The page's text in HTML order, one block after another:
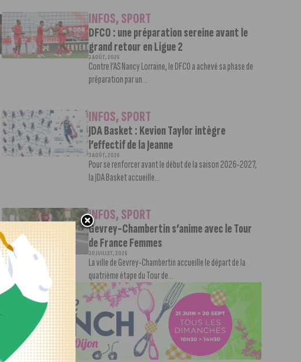
INFOS,SPORT
DFCO : une préparation sereine avant le
grand retour en Ligue 2
3 AOÛT, 2026
Contre l’AS Nancy Lorraine, le DFCO a achevé sa phase de
préparation par un...
INFOS,SPORT
JDA Basket : Kevion Taylor intègre
l’effectif de la Jeanne
3 AOÛT, 2026
Pour se renforcer avant le début de la saison 2026-2027,
la JDA Basket accueille...
INFOS,SPORT
Gevrey-Chambertin s’anime avec le Tour
de France Femmes
30 JUILLET, 2026
La ville de Gevrey-Chambertin accueille le départ de la
quatrième étape du Tour de...